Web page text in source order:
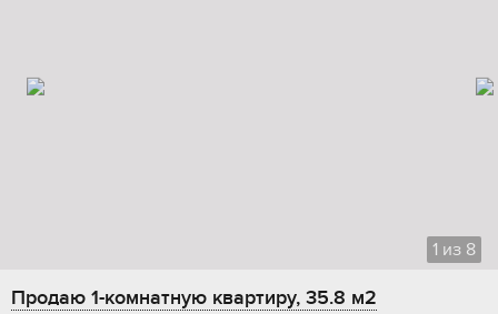
1 из 8
Продаю 1-комнатную квартиру, 35.8 м2